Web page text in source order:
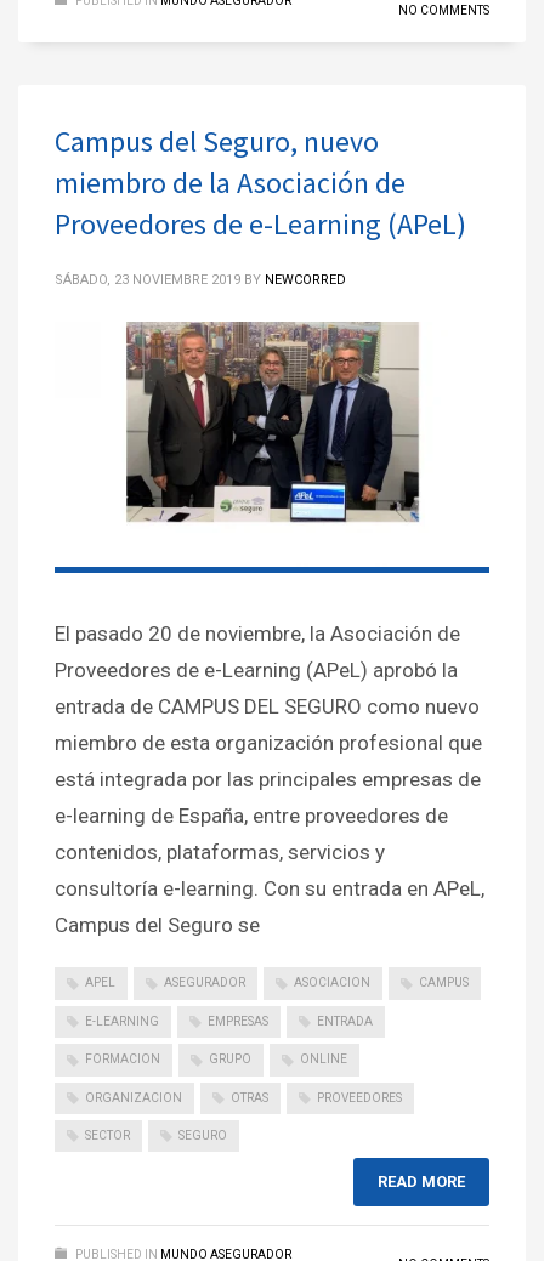
NO COMMENTS
Campus del Seguro, nuevo
miembro de la Asociación de
Proveedores de e-Learning (APeL)
SÁBADO, 23 NOVIEMBRE 2019 BY NEWCORRED
El pasado 20 de noviembre, la Asociación de
Proveedores de e-Learning (APeL) aprobó la
entrada de CAMPUS DEL SEGURO como nuevo
miembro de esta organización profesional que
está integrada por las principales empresas de
e-learning de España, entre proveedores de
contenidos, plataformas, servicios y
consultoría e-learning. Con su entrada en APeL,
Campus del Seguro se
APEL ASEGURADOR ASOCIACION CAMPUS
E-LEARNING EMPRESAS ENTRADA
FORMACION GRUPO ONLINE
ORGANIZACION OTRAS PROVEEDORES
SECTOR SEGURO
READ MORE
PUBLISHED IN MUNDO ASEGURADOR